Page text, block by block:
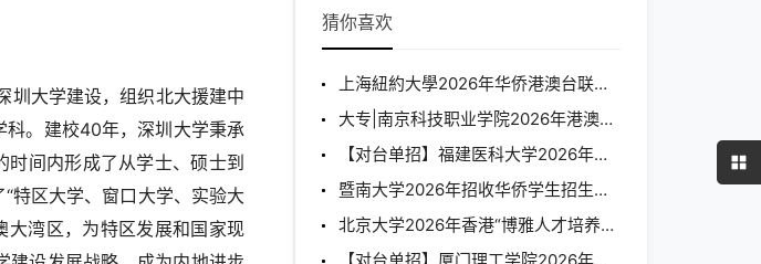
圳大学建设，组织北大援建中
科。建校40年，深圳大学秉承
间内形成了从学士、硕士到
特区大学、窗口大学、实验大
大湾区，为特区发展和国家现
猜你喜欢
上海紐約大學2026年华侨港澳台联招本科招生简章
大专|南京科技职业学院2026年港澳台学生招生简章
【对台单招】福建医科大学2026年单独招收台湾地区学生简章
暨南大学2026年招收华侨学生招生简章
北京大学2026年香港“博雅人才培养计划”招生简章